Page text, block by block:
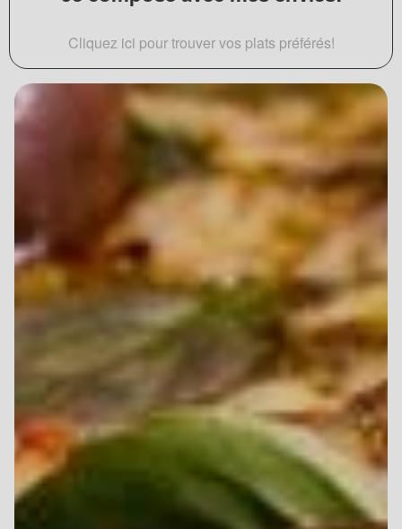
Cliquez ici pour trouver vos plats préférés!